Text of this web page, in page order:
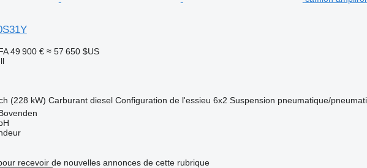
49 900 € ≈ 57 650 $US
(228 kW) Carburant diesel Configuration de l'essieu 6x2 Suspension pneumatique/
recevoir de nouvelles annonces de cette rubrique